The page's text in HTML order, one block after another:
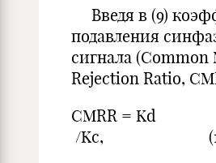
Введя в (9)
подавления
сигнала (Common
Rejection Ratio,
CMRR = Kd
/Kс,